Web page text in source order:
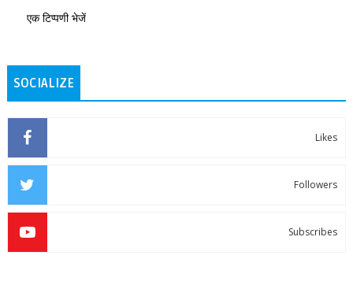
एक टिप्पणी भेजें
SOCIALIZE
Likes
Followers
Subscribes